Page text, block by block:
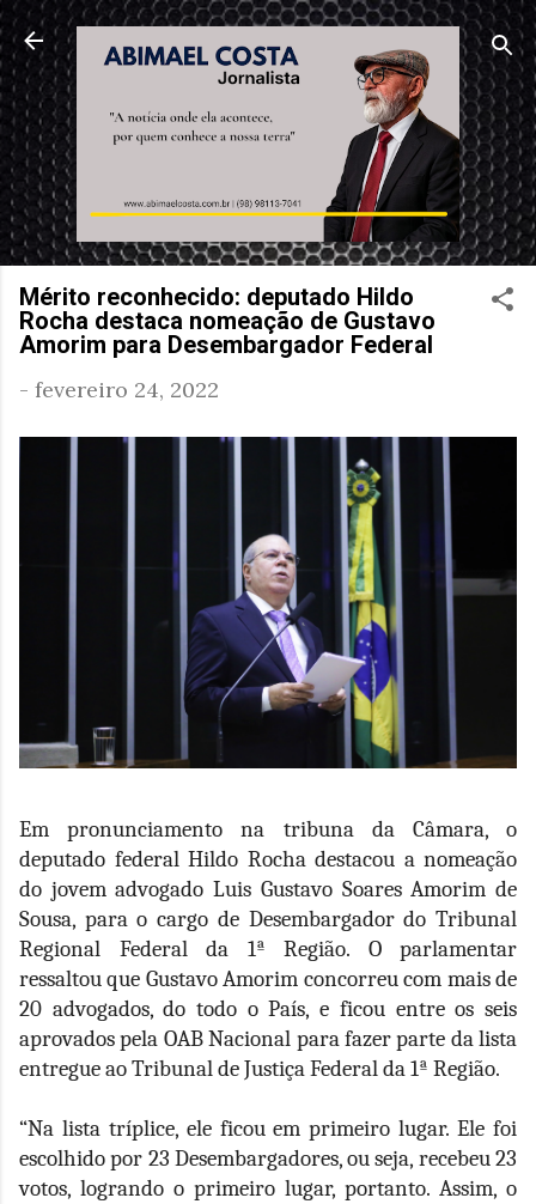
Pular para o conteúdo principal
Mérito reconhecido: deputado Hildo
Rocha destaca nomeação de Gustavo
Amorim para Desembargador Federal
- fevereiro 24, 2022
Em pronunciamento na tribuna da Câmara, o
deputado federal Hildo Rocha destacou a nomeação
do jovem advogado Luis Gustavo Soares Amorim de
Sousa, para o cargo de Desembargador do Tribunal
Regional Federal da 1ª Região. O parlamentar
ressaltou que Gustavo Amorim concorreu com mais de
20 advogados, do todo o País, e ficou entre os seis
aprovados pela OAB Nacional para fazer parte da lista
entregue ao Tribunal de Justiça Federal da 1ª Região.
“Na lista tríplice, ele ficou em primeiro lugar. Ele foi
escolhido por 23 Desembargadores, ou seja, recebeu 23
votos, logrando o primeiro lugar, portanto. Assim, o